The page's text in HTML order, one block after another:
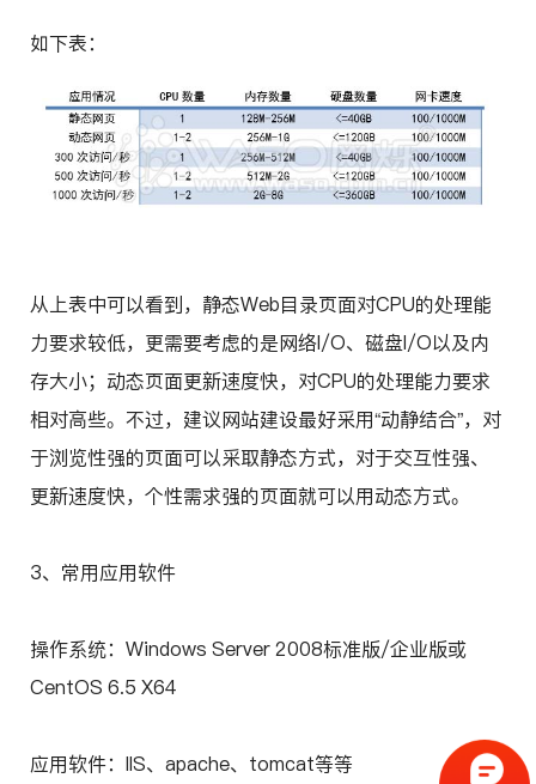
如下表：
从上表中可以看到，静态Web目录页面对CPU的处理能
力要求较低，更需要考虑的是网络I/O、磁盘I/O以及内
存大小；动态页面更新速度快，对CPU的处理能力要求
相对高些。不过，建议网站建设最好采用“动静结合”，对
于浏览性强的页面可以采取静态方式，对于交互性强、
更新速度快，个性需求强的页面就可以用动态方式。
3、常用应用软件
操作系统：Windows Server 2008标准版/企业版或
CentOS 6.5 X64
应用软件：IIS、apache、tomcat等等